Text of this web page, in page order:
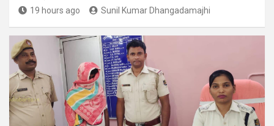
19 hours ago Sunil Kumar Dhangadamajhi